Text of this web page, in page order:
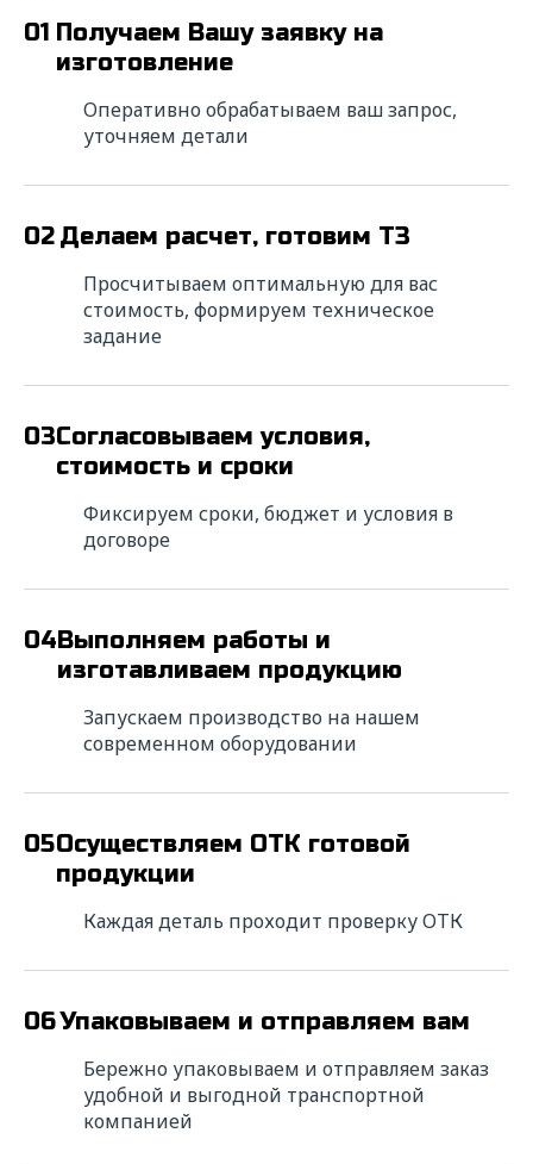
01 Получаем Вашу заявку на
изготовление
Оперативно обрабатываем ваш запрос,
уточняем детали
02 Делаем расчет, готовим ТЗ
Просчитываем оптимальную для вас
стоимость, формируем техническое
задание
03Согласовываем условия,
стоимость и сроки
Фиксируем сроки, бюджет и условия в
договоре
04Выполняем работы и
изготавливаем продукцию
Запускаем производство на нашем
современном оборудовании
05Осуществляем ОТК готовой
продукции
Каждая деталь проходит проверку ОТК
06Упаковываем и отправляем вам
Бережно упаковываем и отправляем заказ
удобной и выгодной транспортной
компанией
исполнителя? Напишите нам!
Мы свяжемся с вами в ближайшее время для
сроки подготовим коммерческое
предложение с выгодными условиями
сотрудничества.
ФИО*
Название компании*
Телефон*
Сообщение*
Даю своесогласиена обработку
персональных данных в соответствии с
федеральным законом от 27.06.2006 года
№152-ФЗ "О персональных данных" на